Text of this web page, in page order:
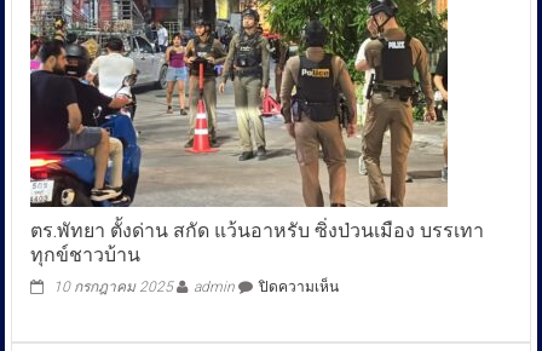
ต้องหา
ที่
7
ตร.พัทยา ตั้งด่าน สกัด แว้นอาหรับ ซิ่งป่วนเมือง บรรเทา
ทุกข์ชาวบ้าน
10 กรกฎาคม 2025 admin ปิดความเห็นบน